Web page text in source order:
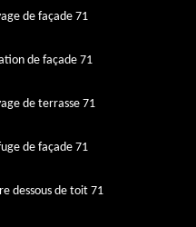
de façade 71
de façade 71
de terrasse 71
de façade 71
dessous de toit 71